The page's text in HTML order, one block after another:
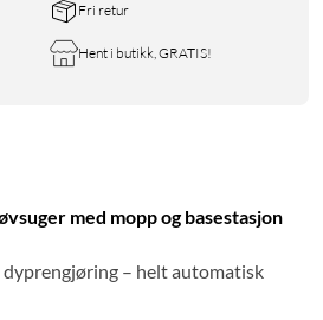
Fri retur
Hent i butikk, GRATIS!
med mopp og basestasjon
dyprengjøring – helt automatisk